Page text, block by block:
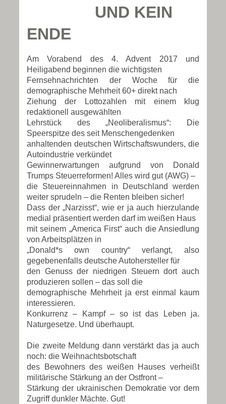
UND KEIN
ENDE
Am Vorabend des 4. Advent 2017 und
Heiligabend beginnen die wichtigsten
Fernsehnachrichten der Woche für die
demographische Mehrheit 60+ direkt nach
Ziehung der Lottozahlen mit einem klug
redaktionell ausgewählten
Lehrstück des „Neoliberalismus“: Die
Speerspitze des seit Menschengedenken
anhaltenden deutschen Wirtschaftswunders, die
Autoindustrie verkündet
Gewinnerwartungen aufgrund von Donald
Trumps Steuerreformen! Alles wird gut (AWG) –
die Steuereinnahmen in Deutschland werden
weiter sprudeln – die Renten bleiben sicher!
Dass der „Narzisst“, wie er ja auch hierzulande
medial präsentiert werden darf im weißen Haus
mit seinem „America First“ auch die Ansiedlung
von Arbeitsplätzen in
„Donald*s own country“ verlangt, also
gegebenenfalls deutsche Autohersteller für
den Genuss der niedrigen Steuern dort auch
produzieren sollen – das soll die
demographische Mehrheit ja erst einmal kaum
interessieren.
Konkurrenz – Kampf – so ist das Leben ja.
Naturgesetze. Und überhaupt.
Die zweite Meldung dann verstärkt das ja auch
noch: die Weihnachtsbotschaft
des Bewohners des weißen Hauses verheißt
militärische Stärkung an der Ostfront –
Stärkung der ukrainischen Demokratie vor dem
Zugriff dunkler Mächte. Gut!